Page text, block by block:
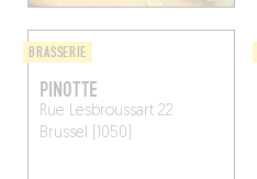
BRASSERIE
PINOTTE
Rue Lesbroussart 22
Brussel (1050)